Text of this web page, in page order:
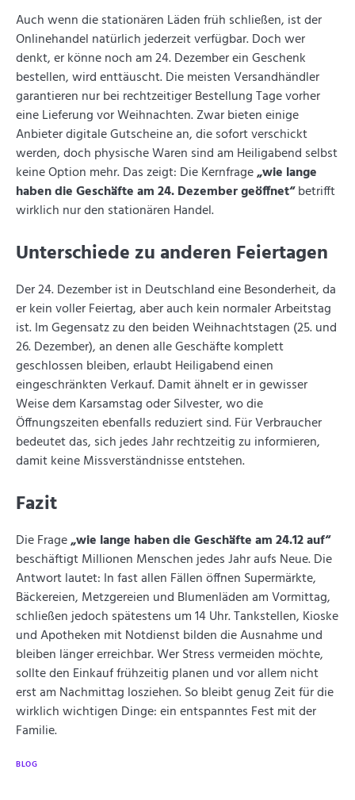
Auch wenn die stationären Läden früh schließen, ist der
Onlinehandel natürlich jederzeit verfügbar. Doch wer
denkt, er könne noch am 24. Dezember ein Geschenk
bestellen, wird enttäuscht. Die meisten Versandhändler
garantieren nur bei rechtzeitiger Bestellung Tage vorher
eine Lieferung vor Weihnachten. Zwar bieten einige
Anbieter digitale Gutscheine an, die sofort verschickt
werden, doch physische Waren sind am Heiligabend selbst
keine Option mehr. Das zeigt: Die Kernfrage„wie lange
haben die Geschäfte am 24. Dezember geöffnet“betrifft
wirklich nur den stationären Handel.
Unterschiede zu anderen Feiertagen
Der 24. Dezember ist in Deutschland eine Besonderheit, da
er kein voller Feiertag, aber auch kein normaler Arbeitstag
ist. Im Gegensatz zu den beiden Weihnachtstagen (25. und
26. Dezember), an denen alle Geschäfte komplett
geschlossen bleiben, erlaubt Heiligabend einen
eingeschränkten Verkauf. Damit ähnelt er in gewisser
Weise dem Karsamstag oder Silvester, wo die
Öffnungszeiten ebenfalls reduziert sind. Für Verbraucher
bedeutet das, sich jedes Jahr rechtzeitig zu informieren,
damit keine Missverständnisse entstehen.
Fazit
Die Frage„wie lange haben die Geschäfte am 24.12 auf“
beschäftigt Millionen Menschen jedes Jahr aufs Neue. Die
Antwort lautet: In fast allen Fällen öffnen Supermärkte,
Bäckereien, Metzgereien und Blumenläden am Vormittag,
schließen jedoch spätestens um 14 Uhr. Tankstellen, Kioske
und Apotheken mit Notdienst bilden die Ausnahme und
bleiben länger erreichbar. Wer Stress vermeiden möchte,
sollte den Einkauf frühzeitig planen und vor allem nicht
erst am Nachmittag losziehen. So bleibt genug Zeit für die
wirklich wichtigen Dinge: ein entspanntes Fest mit der
Familie.
BLOG